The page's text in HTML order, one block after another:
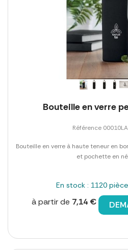
Bouteille en verre
Référence
Bouteille en verre à haute teneur en
et pochette en
En stock : 1120
à partir de 7,14 €